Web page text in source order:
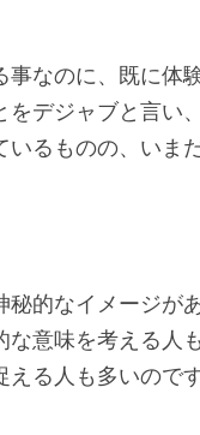
事なのに、既に体
をデジャブと言い
いるものの、いま
秘的なイメージが
な意味を考える人
る人も多いのです